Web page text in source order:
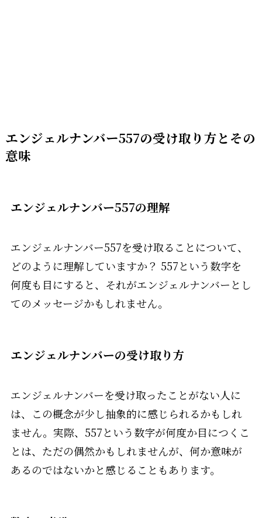
エンジェルナンバー557の受け取り方とその
意味
エンジェルナンバー557の理解
エンジェルナンバー557を受け取ることについて、
どのように理解していますか？ 557という数字を
何度も目にすると、それがエンジェルナンバーとし
てのメッセージかもしれません。
エンジェルナンバーの受け取り方
エンジェルナンバーを受け取ったことがない人に
は、この概念が少し抽象的に感じられるかもしれ
ません。実際、557という数字が何度か目につくこ
とは、ただの偶然かもしれませんが、何か意味が
あるのではないかと感じることもあります。